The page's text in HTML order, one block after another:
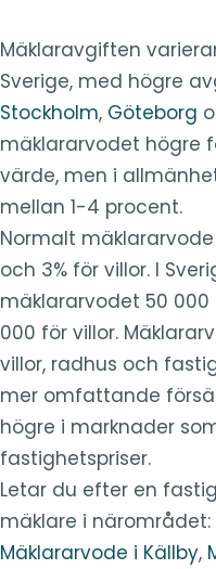
Mäklaravgiften
Sverige, med högre
Stockholm, Göteborg
mäklararvodet högre
värde, men i
mellan 1-4 procent.
Normalt
och 3% för villor. I
mäklararvodet 50
000 för villor.
villor, radhus och
mer omfattande
högre i marknader
fastighetspriser.
Letar du efter en
mäklare i närområdet:
Mäklararvode i Källby,